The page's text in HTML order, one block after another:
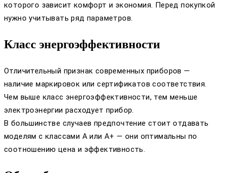
которого зависит комфорт и экономия. Перед покупкой
нужно учитывать ряд параметров.
Класс энергоэффективности
Отличительный признак современных приборов —
наличие маркировок или сертификатов соответствия.
Чем выше класс энергоэффективности, тем меньше
электроэнергии расходует прибор.
В большинстве случаев предпочтение стоит отдавать
моделям с классами А или А+ — они оптимальны по
соотношению цена и эффективность.